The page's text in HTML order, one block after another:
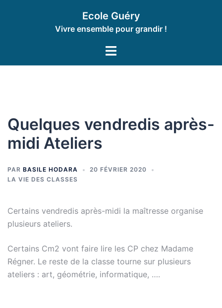
Ecole Guéry
Vivre ensemble pour grandir !
Ouvrir/fermer
Quelques vendredis après-
midi Ateliers
PAR BASILE HODARA
20 FÉVRIER 2020
LA VIE DES CLASSES
Certains vendredis après-midi la maîtresse organise
plusieurs ateliers.
Certains Cm2 vont faire lire les CP chez Madame
Régner. Le reste de la classe tourne sur plusieurs
ateliers : art, géométrie, informatique, ….